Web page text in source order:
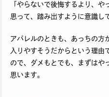
「やらないで後悔するより、
思って、踏み出すように意識し
アパレルのときも、あっちの方
入りやすそうだからという理由
ので、ダメもとでも、まずはや
思います。